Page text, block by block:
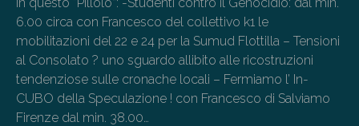
6.00 circa con Francesco del collettivo k1 le
mobilitazioni del 22 e 24 per la Sumud Flottilla – Tensioni
al Consolato ? uno sguardo allibito alle ricostruzioni
tendenziose sulle cronache locali – Fermiamo l’ In-
CUBO della Speculazione ! con Francesco di Salviamo
Firenze dal min. 38.00…